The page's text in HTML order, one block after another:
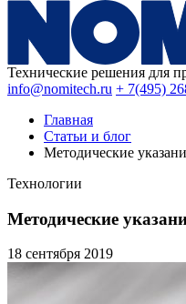
Технические решения для
info@nomitech.ru + 7(495)
Главная
Статьи и блог
Методические
Технологии
Методические
18 сентября 2019